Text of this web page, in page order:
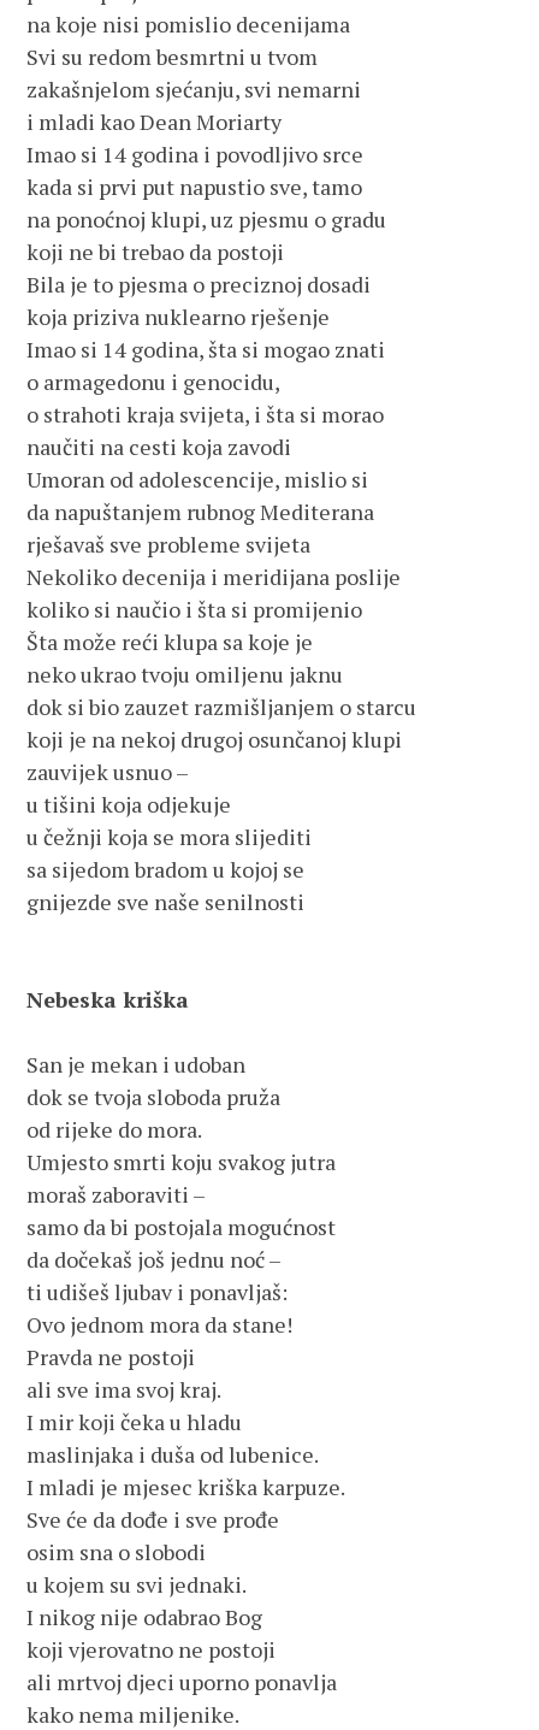
na koje nisi pomislio decenijama
Svi su redom besmrtni u tvom
zakašnjelom sjećanju, svi nemarni
i mladi kao Dean Moriarty
Imao si 14 godina i povodljivo srce
kada si prvi put napustio sve, tamo
na ponoćnoj klupi, uz pjesmu o gradu
koji ne bi trebao da postoji
Bila je to pjesma o preciznoj dosadi
koja priziva nuklearno rješenje
Imao si 14 godina, šta si mogao znati
o armagedonu i genocidu,
o strahoti kraja svijeta, i šta si morao
naučiti na cesti koja zavodi
Umoran od adolescencije, mislio si
da napuštanjem rubnog Mediterana
rješavaš sve probleme svijeta
Nekoliko decenija i meridijana poslije
koliko si naučio i šta si promijenio
Šta može reći klupa sa koje je
neko ukrao tvoju omiljenu jaknu
dok si bio zauzet razmišljanjem o starcu
koji je na nekoj drugoj osunčanoj klupi
zauvijek usnuo –
u tišini koja odjekuje
u čežnji koja se mora slijediti
sa sijedom bradom u kojoj se
gnijezde sve naše senilnosti
Nebeska kriška
San je mekan i udoban
dok se tvoja sloboda pruža
od rijeke do mora.
Umjesto smrti koju svakog jutra
moraš zaboraviti –
samo da bi postojala mogućnost
da dočekaš još jednu noć –
ti udišeš ljubav i ponavljaš:
Ovo jednom mora da stane!
Pravda ne postoji
ali sve ima svoj kraj.
I mir koji čeka u hladu
maslinjaka i duša od lubenice.
I mladi je mjesec kriška karpuze.
Sve će da dođe i sve prođe
osim sna o slobodi
u kojem su svi jednaki.
I nikog nije odabrao Bog
koji vjerovatno ne postoji
ali mrtvoj djeci uporno ponavlja
kako nema miljenike.